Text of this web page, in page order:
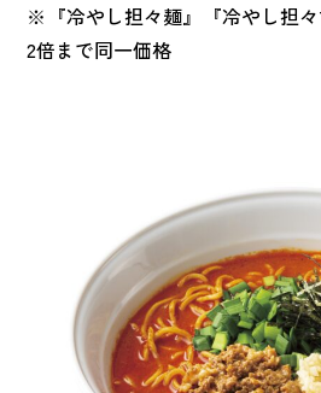
※『冷やし担々麺』『冷やし担
2倍まで同一価格